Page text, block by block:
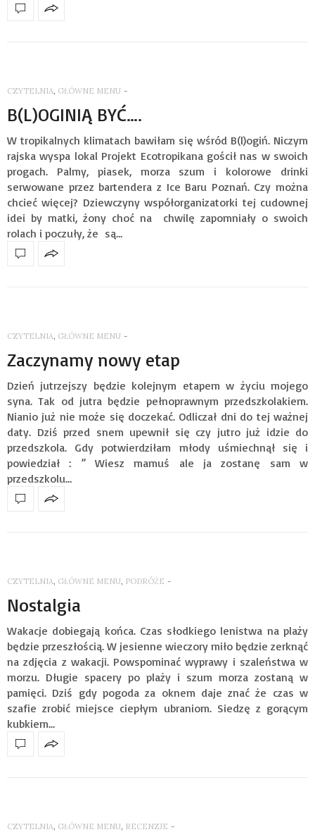
CZYTELNIA GŁÓWNE MENU -
B(L)OGINIĄ BYĆ….
W tropikalnych klimatach bawiłam się wśród B(l)ogiń. Niczym
rajska wyspa lokal Projekt Ecotropikana gościł nas w swoich
progach. Palmy, piasek, morza szum i kolorowe drinki
serwowane przez bartendera z Ice Baru Poznań. Czy można
chcieć więcej? Dziewczyny współorganizatorki tej cudownej
idei by matki, żony choć na chwilę zapomniały o swoich
rolach i poczuły, że są…
CZYTELNIA GŁÓWNE MENU -
Zaczynamy nowy etap
Dzień jutrzejszy będzie kolejnym etapem w życiu mojego
syna. Tak od jutra będzie pełnoprawnym przedszkolakiem.
Nianio już nie może się doczekać. Odliczał dni do tej ważnej
daty. Dziś przed snem upewnił się czy jutro już idzie do
przedszkola. Gdy potwierdziłam młody uśmiechnął się i
powiedział : ” Wiesz mamuś ale ja zostanę sam w
przedszkolu…
CZYTELNIA GŁÓWNE MENU PODRÓŻE -
Nostalgia
Wakacje dobiegają końca. Czas słodkiego lenistwa na plaży
będzie przeszłością. W jesienne wieczory miło będzie zerknąć
na zdjęcia z wakacji. Powspominać wyprawy i szaleństwa w
morzu. Długie spacery po plaży i szum morza zostaną w
pamięci. Dziś gdy pogoda za oknem daje znać że czas w
szafie zrobić miejsce ciepłym ubraniom. Siedzę z gorącym
kubkiem…
CZYTELNIA GŁÓWNE MENU RECENZJE -